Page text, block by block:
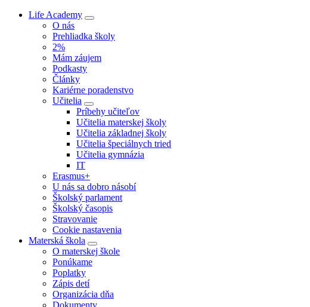
Life Academy
O nás
Prehliadka školy
2%
Mám záujem
Podkasty
Články
Kariérne poradenstvo
Učitelia
Príbehy učiteľov
Učitelia materskej školy
Učitelia základnej školy
Učitelia špeciálnych tried
Učitelia gymnázia
IT
Erasmus+
U nás sa dobro násobí
Školský parlament
Školský časopis
Stravovanie
Cookie nastavenia
Materská škola
O materskej škole
Ponúkame
Poplatky
Zápis detí
Organizácia dňa
Dokumenty